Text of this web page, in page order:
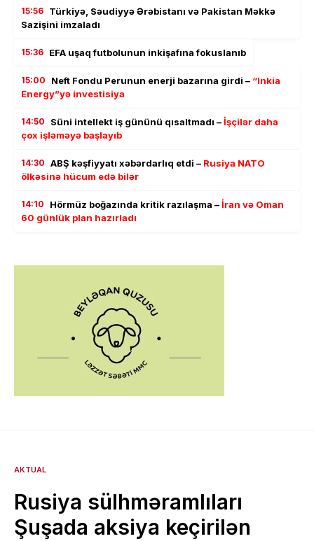
15:56 Türkiyə, Səudiyyə Ərəbistanı və Pakistan Məkkə
Sazişini imzaladı
15:36 EFA uşaq futbolunun inkişafına fokuslanıb
15:00 Neft Fondu Perunun enerji bazarına girdi – “Inkia
Energy”yə investisiya
14:50 Süni intellekt iş gününü qısaltmadı –İşçilər daha
çox işləməyə başlayıb
14:30 ABŞ kəşfiyyatı xəbərdarlıq etdi – Rusiya NATO
ölkəsinə hücum edə bilər
14:10 Hörmüz boğazında kritik razılaşma –İran və Oman
60 günlük plan hazırladı
AKTUAL
Rusiya sülhməramlıları
Şuşada aksiya keçirilən